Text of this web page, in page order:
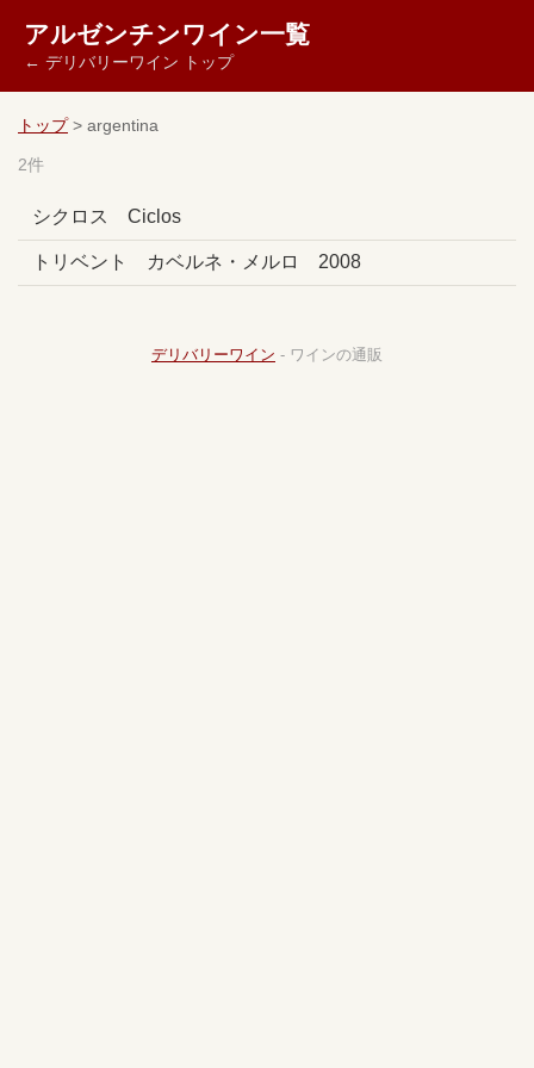
アルゼンチンワイン一覧
← デリバリーワイン トップ
トップ> argentina
2件
シクロス Ciclos
トリベント カベルネ・メルロ 2008
デリバリーワイン - ワインの通販